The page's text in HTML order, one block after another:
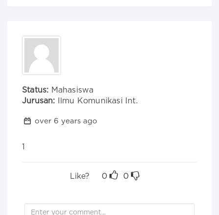
Status: Mahasiswa
Jurusan: Ilmu Komunikasi Int.
over 6 years ago
1
Like? 0 0